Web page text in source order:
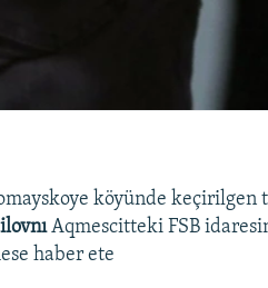
köyünde
Aqmescitteki FSB
haber ete